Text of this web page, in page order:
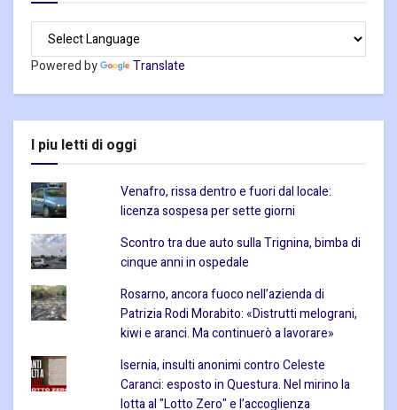
Powered by Translate
I piu letti di oggi
Venafro, rissa dentro e fuori dal locale:
licenza sospesa per sette giorni
Scontro tra due auto sulla Trignina, bimba di
cinque anni in ospedale
Rosarno, ancora fuoco nell’azienda di
Patrizia Rodi Morabito: «Distrutti melograni,
kiwi e aranci. Ma continuerò a lavorare»
Isernia, insulti anonimi contro Celeste
Caranci: esposto in Questura. Nel mirino la
lotta al "Lotto Zero" e l’accoglienza